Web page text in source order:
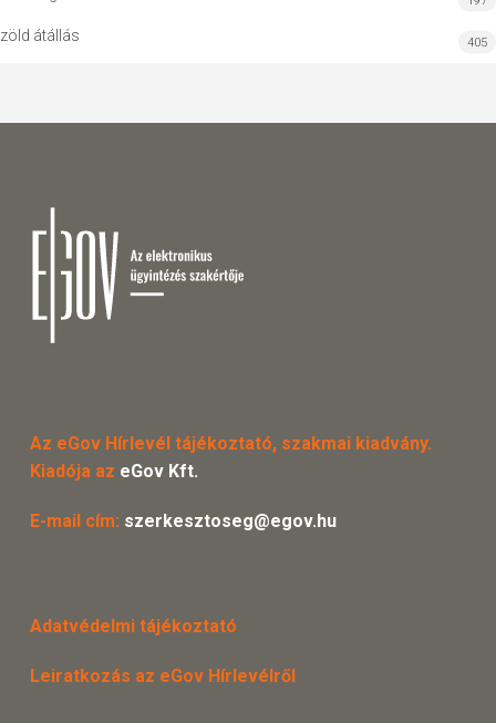
zöld átállás 405
Az eGov Hírlevél tájékoztató, szakmai kiadvány.
Kiadója az eGov Kft.
E-mail cím: szerkesztoseg@egov.hu
Adatvédelmi tájékoztató
Leiratkozás az eGov Hírlevélről